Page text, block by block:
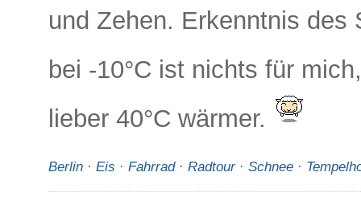
und Zehen. Erkenntnis des
bei -10°C ist nichts für
lieber 40°C wärmer.
Berlin · Eis · Fahrrad· Radtour· Schnee ·